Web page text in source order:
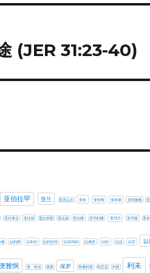
(JER 31:23-40)
亚伯拉罕 亚兰 亚历山大 亚哈 亚哈斯 亚哈谢 亚哈随鲁
亚比拿达 亚比筛 亚比米勒 亚比该 亚比雅 亚玛利雅 亚玛力 亚玛谢 亚
拿 以利押 以利沙 以利沙玛 以实玛利 以弗所 以扫 以拉 以拦 以
雅悯 便．哈达 俄斐 保罗 凯撒利亚 利乏音 利亚 利未